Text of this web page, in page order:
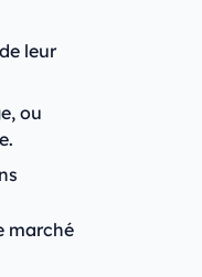
leur
ou
marché